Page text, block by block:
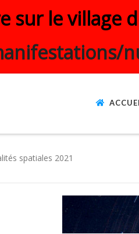
le village
spatiales 2021